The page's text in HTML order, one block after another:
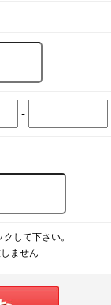
-
して下さい。
ません